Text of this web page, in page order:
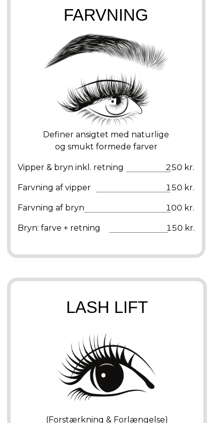
FARVNING
Definer ansigtet med naturlige
og smukt formede farver
Vipper & bryn inkl. retning 250 kr.
Farvning af vipper 150 kr.
Farvning af bryn 100 kr.
Bryn: farve + retning 150 kr.
LASH LIFT
(Forstærkning & Forlængelse)